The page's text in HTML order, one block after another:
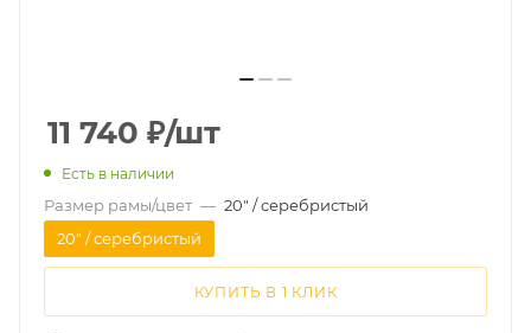
11 740 ₽/шт
Есть в наличии
Размер рамы/цвет — 20" / серебристый
20" / серебристый
КУПИТЬ В 1 КЛИК